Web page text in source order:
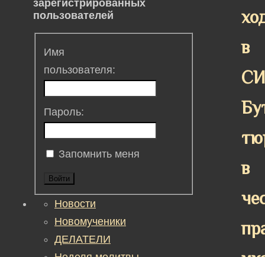
в
в
зарегистрированных
пользователей
Имя
пользователя:
Пароль:
Запомнить меня
Войти
Новости
Новомученики
ДЕЛАТЕЛИ